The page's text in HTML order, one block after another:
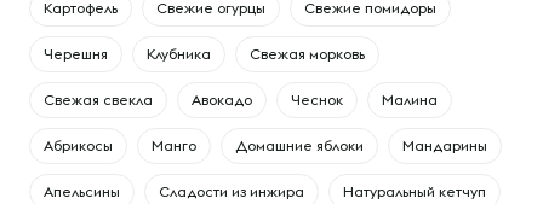
Картофель Свежие огурцы Свежие помидоры
Черешня Клубника Свежая морковь
Свежая свекла Авокадо Чеснок Малина
Абрикосы Манго Домашние яблоки Мандарины
Апельсины Сладости из инжира Натуральный кетчуп